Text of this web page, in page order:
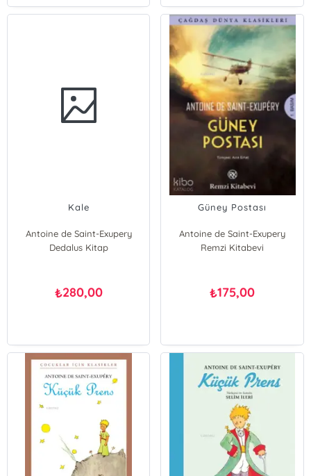
Kale
Antoine de Saint-Exupery
Dedalus Kitap
₺280,00
Güney Postası
Antoine de Saint-Exupery
Remzi Kitabevi
₺175,00